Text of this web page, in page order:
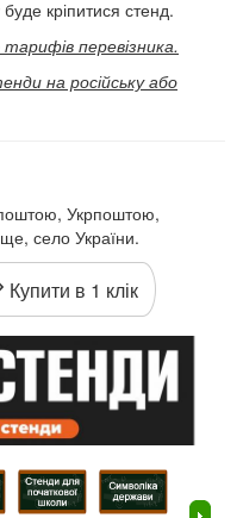
буде кріпитися стенд.
перевізника.
на російську або
Укрпоштою,
село України.
Купити в 1 клік